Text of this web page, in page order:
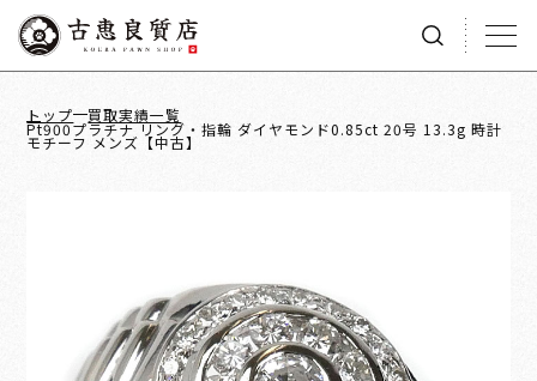
トップ 買取実績一覧
Pt900プラチナ リング・指輪 ダイヤモンド0.85ct 20号 13.3g 時計
モチーフ メンズ【中古】